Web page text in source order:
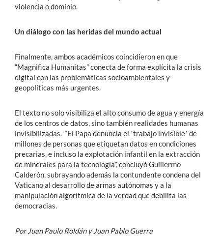
violencia o dominio.
Un diálogo con las heridas del mundo actual
Finalmente, ambos académicos coincidieron en que
“Magnifica Humanitas” conecta de forma explícita la crisis
digital con las problemáticas socioambientales y
geopolíticas más urgentes.
El texto no solo visibiliza el alto consumo de agua y energía
de los centros de datos, sino también realidades humanas
invisibilizadas. “El Papa denuncia el ´trabajo invisible´ de
millones de personas que etiquetan datos en condiciones
precarias, e incluso la explotación infantil en la extracción
de minerales para la tecnología”, concluyó Guillermo
Calderón, subrayando además la contundente condena del
Vaticano al desarrollo de armas autónomas y a la
manipulación algorítmica de la verdad que debilita las
democracias.
Por Juan Paulo Roldán y Juan Pablo Guerra